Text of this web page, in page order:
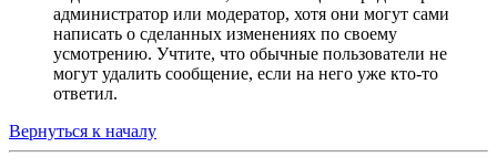
администратор или модератор, хотя они могут сами
написать о сделанных изменениях по своему
усмотрению. Учтите, что обычные пользователи не
могут удалить сообщение, если на него уже кто-то
ответил.
Вернуться к началу